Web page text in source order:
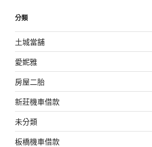
分類
土城當舖
愛妮雅
房屋二胎
新莊機車借款
未分類
板橋機車借款